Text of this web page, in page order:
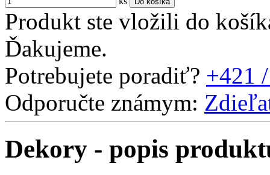
Produkt ste vložili do
Ďakujeme.
Potrebujete poradiť? +421
Odporučte známym:
Dekory - popis